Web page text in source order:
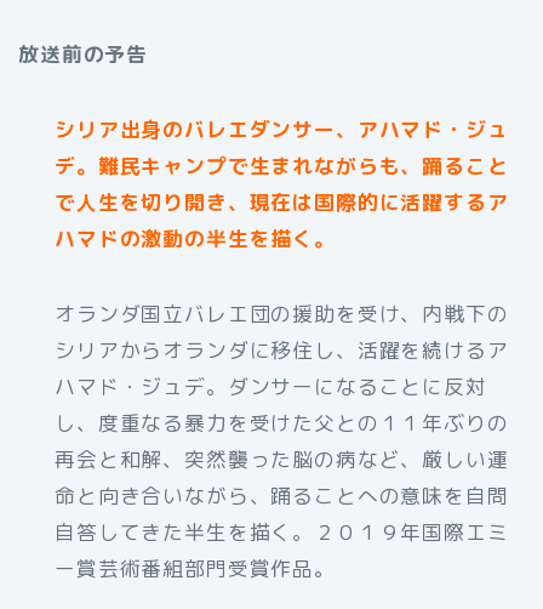
放送前の予告
シリア出身のバレエダンサー、アハマド・ジュ
デ。難民キャンプで生まれながらも、踊ること
で人生を切り開き、現在は国際的に活躍するア
ハマドの激動の半生を描く。
オランダ国立バレエ団の援助を受け、内戦下の
シリアからオランダに移住し、活躍を続けるア
ハマド・ジュデ。ダンサーになることに反対
し、度重なる暴力を受けた父との１１年ぶりの
再会と和解、突然襲った脳の病など、厳しい運
命と向き合いながら、踊ることへの意味を自問
自答してきた半生を描く。２０１９年国際エミ
ー賞芸術番組部門受賞作品。